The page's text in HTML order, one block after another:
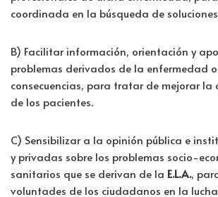
coordinada en la búsqueda de
B) Facilitar información, orientación y
problemas derivados de la enfermedad o
consecuencias, para tratar de mejorar
de los pacientes.
C) Sensibilizar a la opinión pública e
y privadas sobre los problemas socio-
sanitarios que se derivan de la E.L.A.,
voluntades de los ciudadanos en la